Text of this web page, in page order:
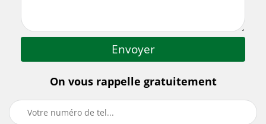
On vous rappelle gratuitement